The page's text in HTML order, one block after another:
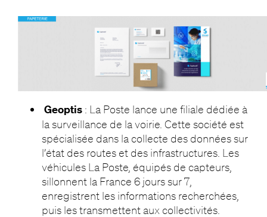
Geoptis: La Poste lance une filiale dédiée à
la surveillance de la voirie. Cette société est
spécialisée dans la collecte des données sur
l’état des routes et des infrastructures. Les
véhicules La Poste, équipés de capteurs,
sillonnent la France 6 jours sur 7,
enregistrent les informations recherchées,
puis les transmettent aux collectivités.